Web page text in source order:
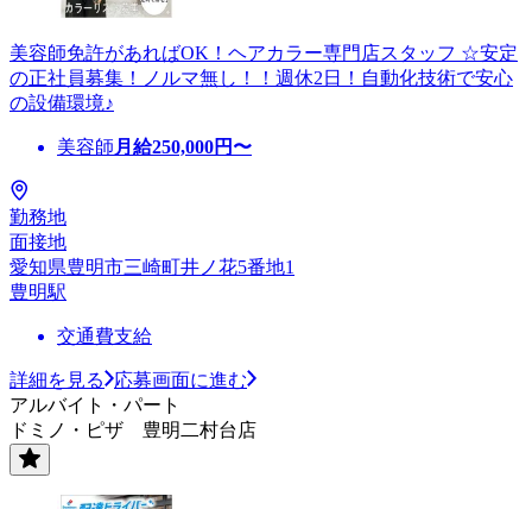
美容師免許があればOK！ヘアカラー専門店スタッフ ☆安定
の正社員募集！ノルマ無し！！週休2日！自動化技術で安心
の設備環境♪
美容師 月給250,000円〜
勤務地
面接地
愛知県豊明市三崎町井ノ花5番地1
豊明駅
交通費支給
詳細を見る
応募画面に進む
アルバイト・パート
ドミノ・ピザ 豊明二村台店